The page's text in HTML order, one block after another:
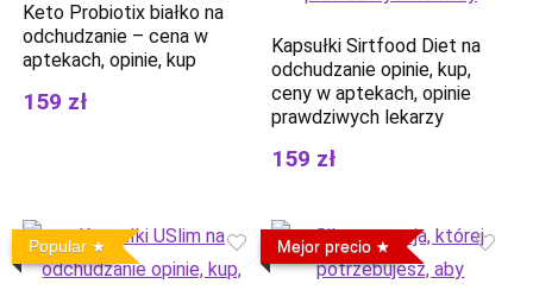
Keto Probiotix białko na
odchudzanie – cena w
aptekach, opinie, kup
159 zł
Kapsułki Sirtfood Diet na
odchudzanie opinie, kup,
ceny w aptekach, opinie
prawdziwych lekarzy
159 zł
Popular Mejor precio